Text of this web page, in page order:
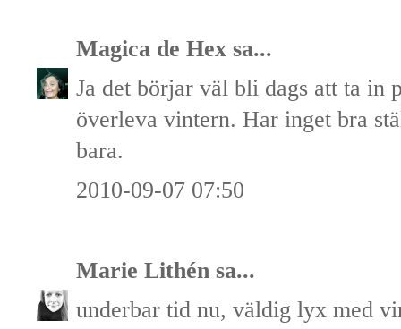
Magica de Hex sa...
Ja det börjar väl bli dags att ta in
överleva vintern. Har inget bra
bara.
2010-09-07 07:50
Marie Lithén sa...
underbar tid nu, väldig lyx med